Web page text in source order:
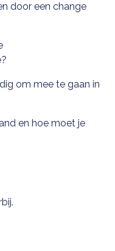
door een change
om mee te gaan in
en hoe moet je